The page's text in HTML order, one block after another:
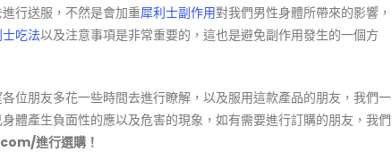
行送服，不然是會加重犀利士副作用對我們男性身體所帶來的影響，
吃法以及注意事項是非常重要的，這也是避免副作用發生的一個方
位朋友多花一些時間去進行瞭解，以及服用這款產品的朋友，我們一
身體產生負面性的應以及危害的現象，如有需要進行訂購的朋友，我們
進行選購！